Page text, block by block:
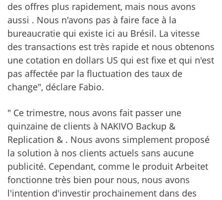
des offres plus rapidement, mais nous avons
aussi . Nous n'avons pas à faire face à la
bureaucratie qui existe ici au Brésil. La vitesse
des transactions est très rapide et nous obtenons
une cotation en dollars US qui est fixe et qui n'est
pas affectée par la fluctuation des taux de
change", déclare Fabio.
" Ce trimestre, nous avons fait passer une
quinzaine de clients à NAKIVO Backup &
Replication & . Nous avons simplement proposé
la solution à nos clients actuels sans aucune
publicité. Cependant, comme le produit Arbeitet
fonctionne très bien pour nous, nous avons
l'intention d'investir prochainement dans des